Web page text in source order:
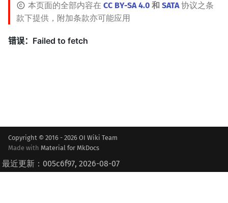
本页面的全部内容在 CC BY-SA 4.0 和 SATA协议之条
款下提供，附加条款亦可能应用
Copyright © 2016 - 2026 OI Wiki Team
Made with Material for MkDocs
最近更新：005c6f97, 2026-08-07